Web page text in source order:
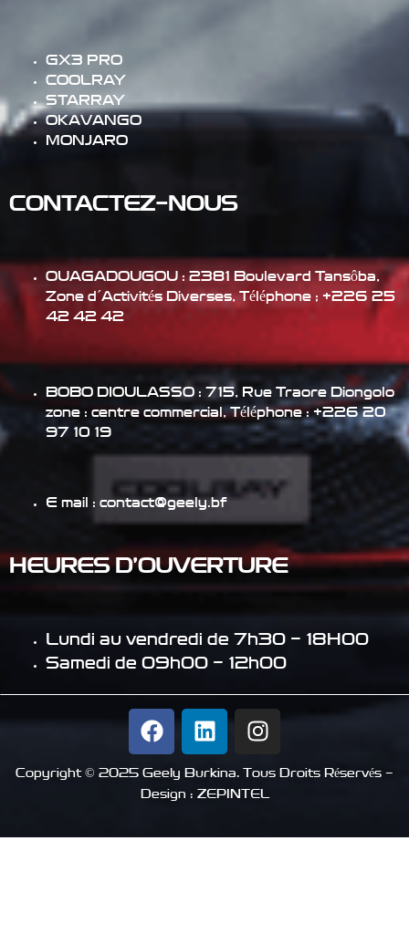
GX3 PRO
COOLRAY
STARRAY
OKAVANGO
MONJARO
CONTACTEZ-NOUS
OUAGADOUGOU :2381 Boulevard Tansôba,
Zone d´Activités Diverses, Téléphone ; +226 25
42 42 42
BOBO DIOULASSO : 715, Rue Traore Diongolo
zone : centre commercial, Téléphone :+226 20
97 10 19
E mail : contact@geely.bf
HEURES D’OUVERTURE
Lundi au vendredi de 7h30 – 18H00
Samedi de 09h00 – 12h00
Copyright © 2025 Geely Burkina. Tous Droits Réservés –
Design : ZEPINTEL